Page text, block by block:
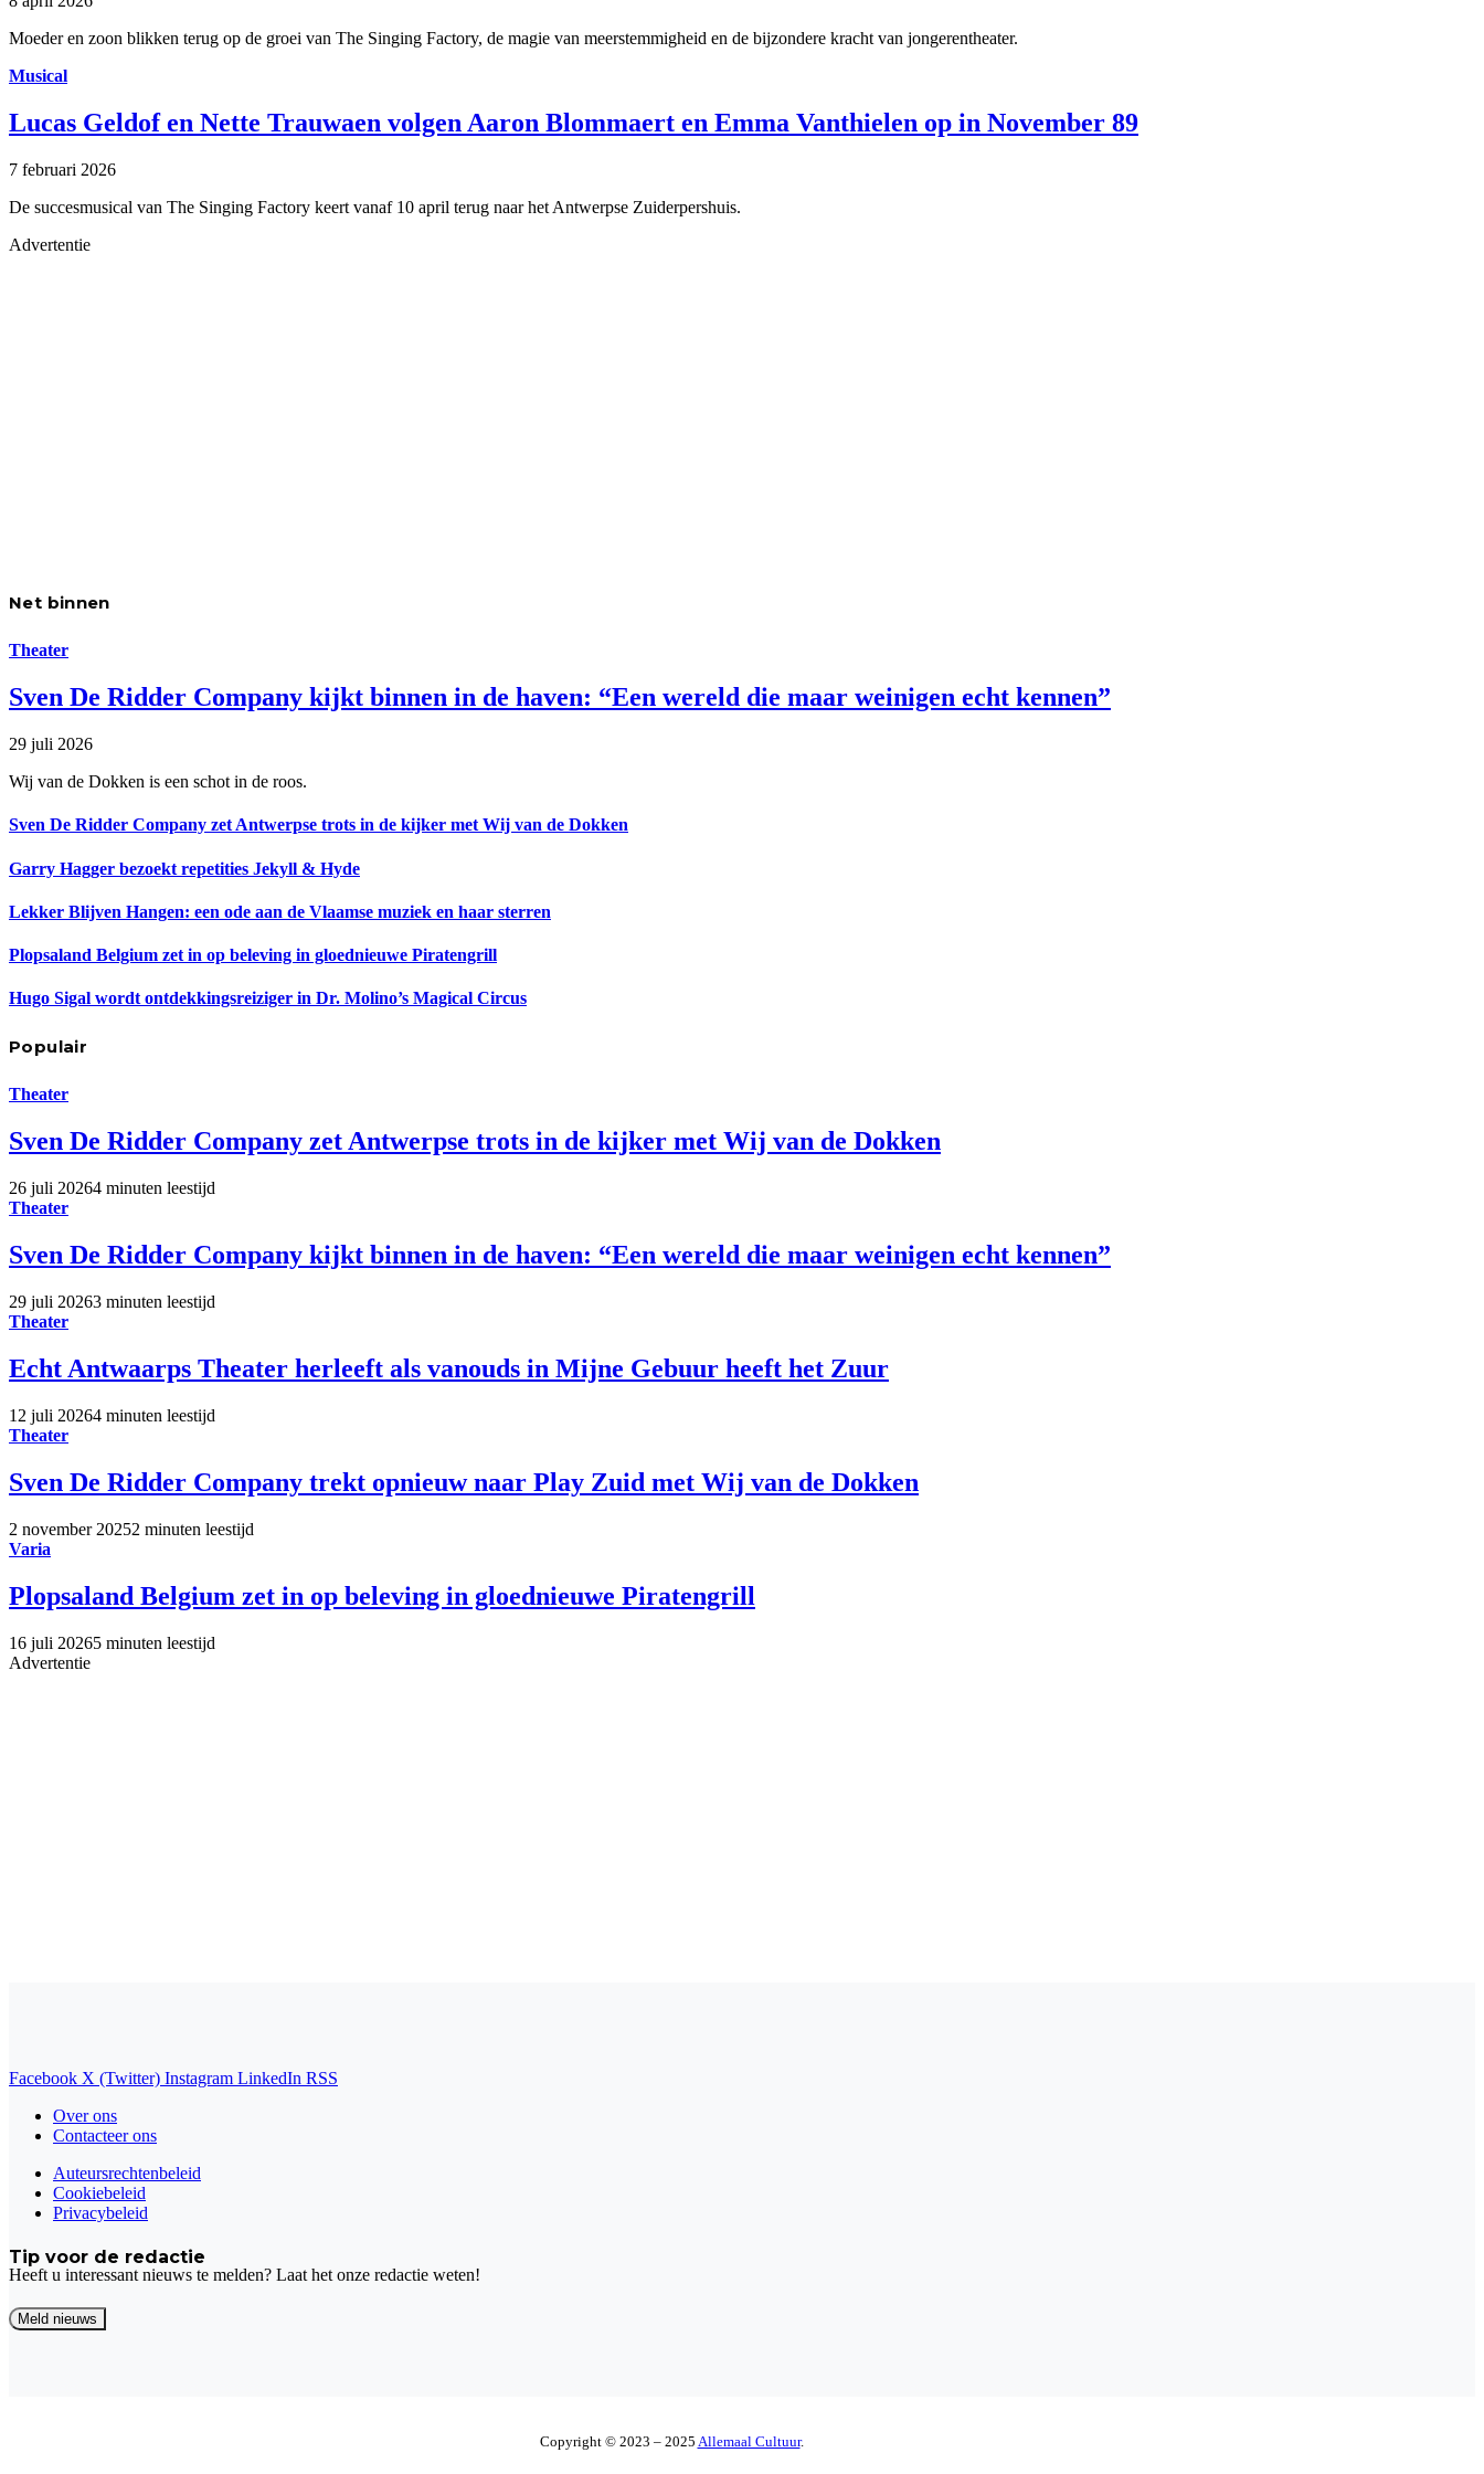
Moeder en zoon blikken terug op de groei van The Singing Factory, de magie van meerstemmigheid en de bijzondere kracht van jongerentheater.
Musical
Lucas Geldof en Nette Trauwaen volgen Aaron Blommaert en Emma Vanthielen op in November 89
7 februari 2026
De succesmusical van The Singing Factory keert vanaf 10 april terug naar het Antwerpse Zuiderpershuis.
Advertentie
Net binnen
Theater
Sven De Ridder Company kijkt binnen in de haven: “Een wereld die maar weinigen echt kennen”
29 juli 2026
Wij van de Dokken is een schot in de roos.
Sven De Ridder Company zet Antwerpse trots in de kijker met Wij van de Dokken
Garry Hagger bezoekt repetities Jekyll & Hyde
Lekker Blijven Hangen: een ode aan de Vlaamse muziek en haar sterren
Plopsaland Belgium zet in op beleving in gloednieuwe Piratengrill
Hugo Sigal wordt ontdekkingsreiziger in Dr. Molino’s Magical Circus
Populair
Theater
Sven De Ridder Company zet Antwerpse trots in de kijker met Wij van de Dokken
26 juli 20264 minuten leestijd
Theater
Sven De Ridder Company kijkt binnen in de haven: “Een wereld die maar weinigen echt kennen”
29 juli 20263 minuten leestijd
Theater
Echt Antwaarps Theater herleeft als vanouds in Mijne Gebuur heeft het Zuur
12 juli 20264 minuten leestijd
Theater
Sven De Ridder Company trekt opnieuw naar Play Zuid met Wij van de Dokken
2 november 20252 minuten leestijd
Varia
Plopsaland Belgium zet in op beleving in gloednieuwe Piratengrill
16 juli 20265 minuten leestijd
Advertentie
Facebook X (Twitter) Instagram LinkedIn RSS
Over ons
Contacteer ons
Auteursrechtenbeleid
Cookiebeleid
Privacybeleid
Tip voor de redactie
Heeft u interessant nieuws te melden? Laat het onze redactie weten!
Copyright © 2023 – 2025 Allemaal Cultuur.